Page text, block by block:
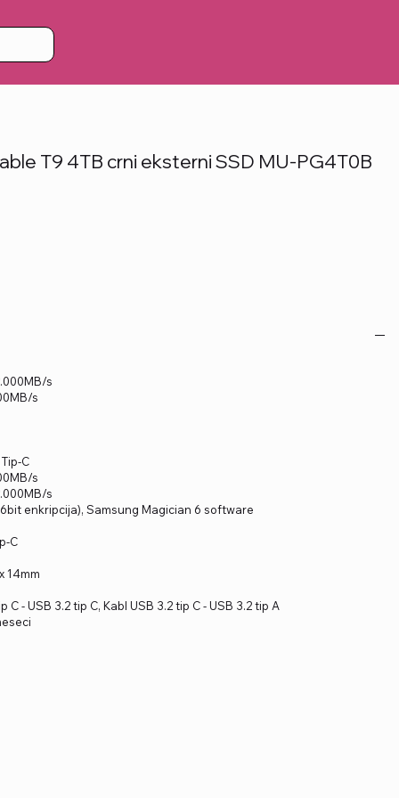
T9 4TB crni eksterni SSD MU-PG4T0B
s
s
C
s
s
enkripcija), Samsung Magician 6 software
C
14mm
C - USB 3.2 tip C, Kabl USB 3.2 tip C - USB 3.2 tip A